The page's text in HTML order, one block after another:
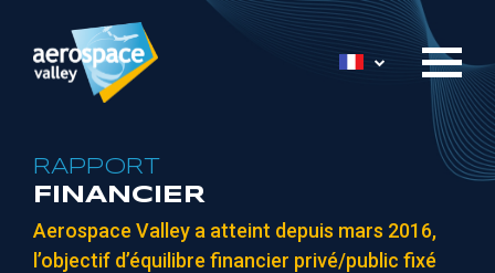
contenu
Lister les
RAPPORT
FINANCIER
Aerospace Valley a atteint depuis mars 2016,
l’objectif d’équilibre financier privé/public fixé